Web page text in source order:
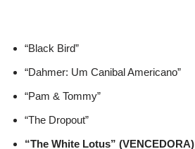
“Black Bird”
“Dahmer: Um Canibal Americano”
“Pam & Tommy”
“The Dropout”
“The White Lotus” (VENCEDORA)